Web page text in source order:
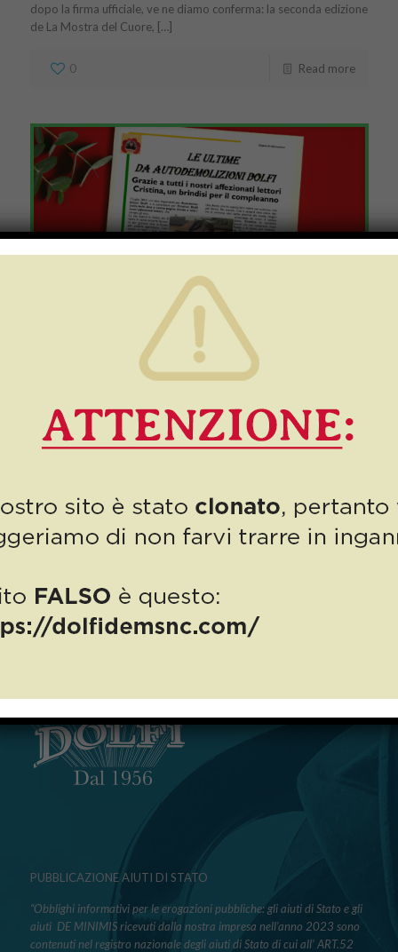
dopo la firma ufficiale, ve ne diamo conferma: la seconda edizione
de La Mostra del Cuore, […]
0 Read more
Compleanno Cristina! Poi,
spazio al Nuovo Codice
della Strada.
Dolfi” esce in un giorno speciale perché oggi, 7 Luglio 2023, è il
compleanno della nostra Cristina […]
PUBBLICAZIONE AIUTI DI STATO
“Obblighi informativi per le erogazioni pubbliche: gli aiuti di Stato e gli
aiuti DE MINIMIS ricevuti dalla nostra impresa nell’anno 2023 sono
contenuti nel registro nazionale degli aiuti di Stato di cui all’ ART.52